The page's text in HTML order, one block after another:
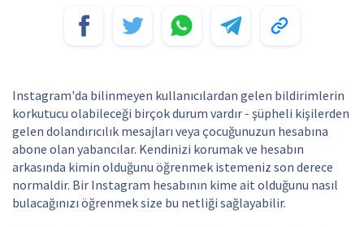
Instagram'da bilinmeyen kullanıcılardan gelen bildirimlerin
korkutucu olabileceği birçok durum vardır - şüpheli kişilerden
gelen dolandırıcılık mesajları veya çocuğunuzun hesabına
abone olan yabancılar. Kendinizi korumak ve hesabın
arkasında kimin olduğunu öğrenmek istemeniz son derece
normaldir. Bir Instagram hesabının kime ait olduğunu nasıl
bulacağınızı öğrenmek size bu netliği sağlayabilir.